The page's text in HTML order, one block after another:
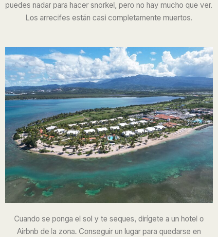
puedes nadar para hacer snorkel, pero no hay mucho que ver.
Los arrecifes están casi completamente muertos.
Cuando se ponga el sol y te seques, dirígete a un hotel o
Airbnb de la zona. Conseguir un lugar para quedarse en